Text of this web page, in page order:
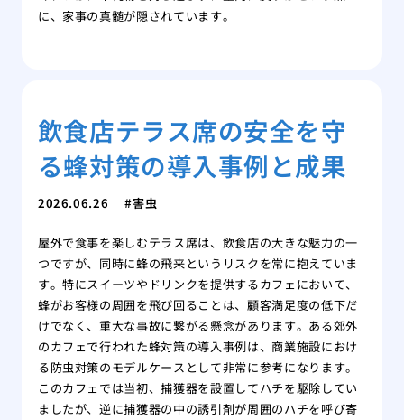
に、家事の真髄が隠されています。
飲食店テラス席の安全を守
る蜂対策の導入事例と成果
2026.06.26 害虫
屋外で食事を楽しむテラス席は、飲食店の大きな魅力の一
つですが、同時に蜂の飛来というリスクを常に抱えていま
す。特にスイーツやドリンクを提供するカフェにおいて、
蜂がお客様の周囲を飛び回ることは、顧客満足度の低下だ
けでなく、重大な事故に繋がる懸念があります。ある郊外
のカフェで行われた蜂対策の導入事例は、商業施設におけ
る防虫対策のモデルケースとして非常に参考になります。
このカフェでは当初、捕獲器を設置してハチを駆除してい
ましたが、逆に捕獲器の中の誘引剤が周囲のハチを呼び寄